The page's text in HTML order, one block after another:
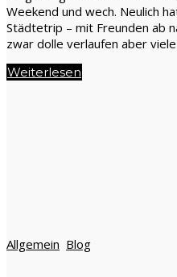
Weekend und wech. Neulich
Städtetrip – mit Freunden ab
zwar dolle verlaufen aber
Weiterlesen
Allgemein Blog